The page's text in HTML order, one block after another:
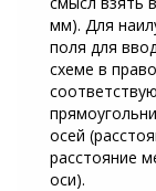
мм). Для
поля для
схеме в
осей
расстояние
оси).